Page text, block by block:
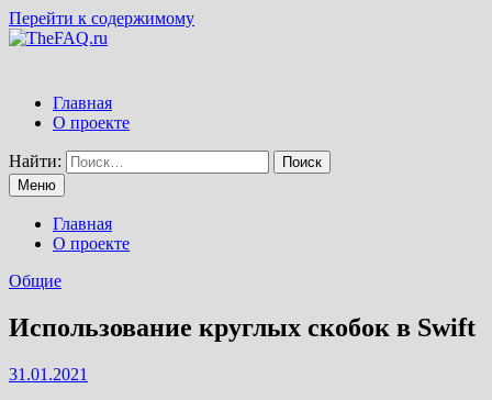
Перейти к содержимому
Главная
О проекте
Найти:
Меню
Главная
О проекте
Общие
Использование круглых скобок в Swift
31.01.2021